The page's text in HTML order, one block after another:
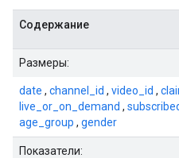
Содержание
Размеры:
date , channel_id , video_id ,
live_or_on_demand ,
age_group , gender
Показатели: